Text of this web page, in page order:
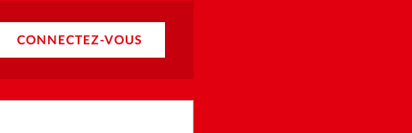
CONNECTEZ-VOUS